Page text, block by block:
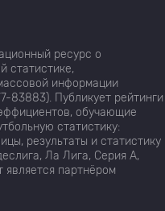
ресурс о
статистике,
информации
Публикует рейтинги
обучающие
статистику:
результаты и статистику
Ла Лига, Серия А,
партнёром